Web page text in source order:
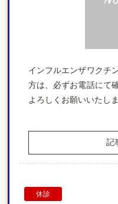
インフルエンザワクチ
方は、必ずお電話にて
よろしくお願いいたし
記
休診